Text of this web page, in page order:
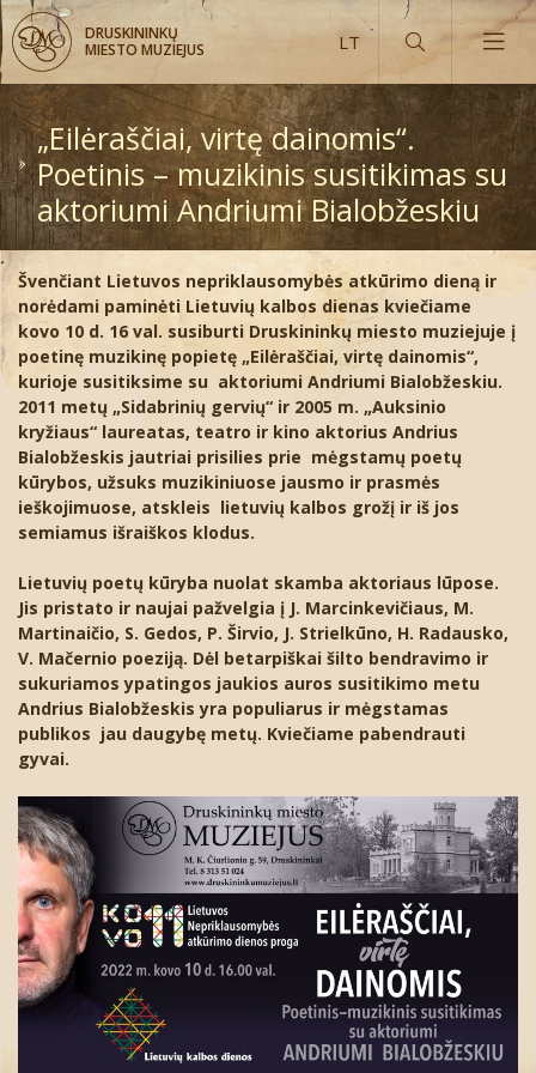
Muziejus šiandien ir vakar
Ekspozicijų lankymo laikas
Bilietų kainos
Bilietų užsakymai internetu
Virtualios ekspozicijos
Iki 2012 metų
Nuo 2013 metų
Druskininkų vaizdų atvirukai
Daiktai pažymėti Druskininkų signatūra
Mineralinio vandens buteliai
Buities daiktai
Fotografijos
B. Pilsudskio fotografijų rinkinys
A. Kubiliaus fotografijų rinkinys
Senoji Druskininkų fotografija
Druskininkų įstaigų fotoalbumai
Dailės kūriniai
Lietuvos Išeivijos dailininkų paveikslų
kolekcija
plenerų „M.K.Čiurlionio dienos“ darbai
Leidiniai apie Druskininkus
Aktualijos
Archyvas
2020
2019
2017
Žaidimai
Surask Sūručio lobį
Sudėk Druskininkų vaizdelį
Lengva dėlionė
Sudėtinga dėlionė
Kopijavimo paslaugos
Kitos paslaugos
Atvirukai
Suvenyrai
Struktūros schema
Vadovų susitikimai
Darbuotojų kontaktai
Teisės aktai
Teisės aktų pažeidimai
Muziejaus dokumentai
Nuostatai
Planavimo dokumentai
Biudžeto vykdymo ataskaitų rinkiniai
Profesinės veiklos ir elgesio taisyklės
Atviri duomenys
Asmens duomenų apsauga
Asmens duomenų tvarkymo taisyklės
Korupcijos prevencija
DRUSKININKŲ
MIESTO MUZIEJUS
„Eilėraščiai, virtę dainomis“.
Poetinis – muzikinis susitikimas su
aktoriumi Andriumi Bialobžeskiu
Švenčiant Lietuvos nepriklausomybės atkūrimo dieną ir
norėdami paminėti Lietuvių kalbos dienas kviečiame
kovo 10 d. 16 val. susiburti Druskininkų miesto muziejuje į
poetinę muzikinę popietę „Eilėraščiai, virtę dainomis“,
kurioje susitiksime su aktoriumi Andriumi Bialobžeskiu.
2011 metų „Sidabrinių gervių“ ir 2005 m. „Auksinio
kryžiaus“ laureatas, teatro ir kino aktorius Andrius
Bialobžeskis jautriai prisilies prie mėgstamų poetų
kūrybos, užsuks muzikiniuose jausmo ir prasmės
ieškojimuose, atskleis lietuvių kalbos grožį ir iš jos
semiamus išraiškos klodus.
Lietuvių poetų kūryba nuolat skamba aktoriaus lūpose.
Jis pristato ir naujai pažvelgia į J. Marcinkevičiaus, M.
Martinaičio, S. Gedos, P. Širvio, J. Strielkūno, H. Radausko,
V. Mačernio poeziją. Dėl betarpiškai šilto bendravimo ir
sukuriamos ypatingos jaukios auros susitikimo metu
Andrius Bialobžeskis yra populiarus ir mėgstamas
publikos jau daugybę metų. Kviečiame pabendrauti
gyvai.